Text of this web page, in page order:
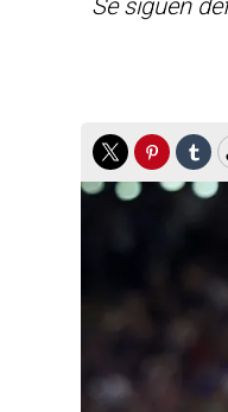
Se siguen
Twitter